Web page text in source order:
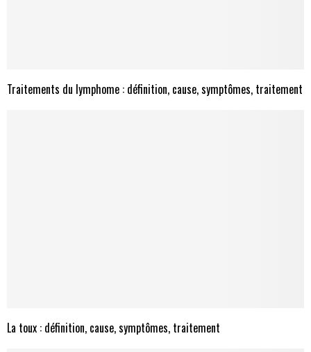
Traitements du lymphome : définition, cause, symptômes, traitement
La toux : définition, cause, symptômes, traitement